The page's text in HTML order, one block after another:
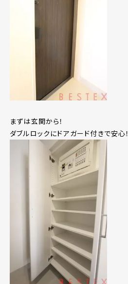
まずは玄関から！
ダブルロックにドアガード付きで安心！